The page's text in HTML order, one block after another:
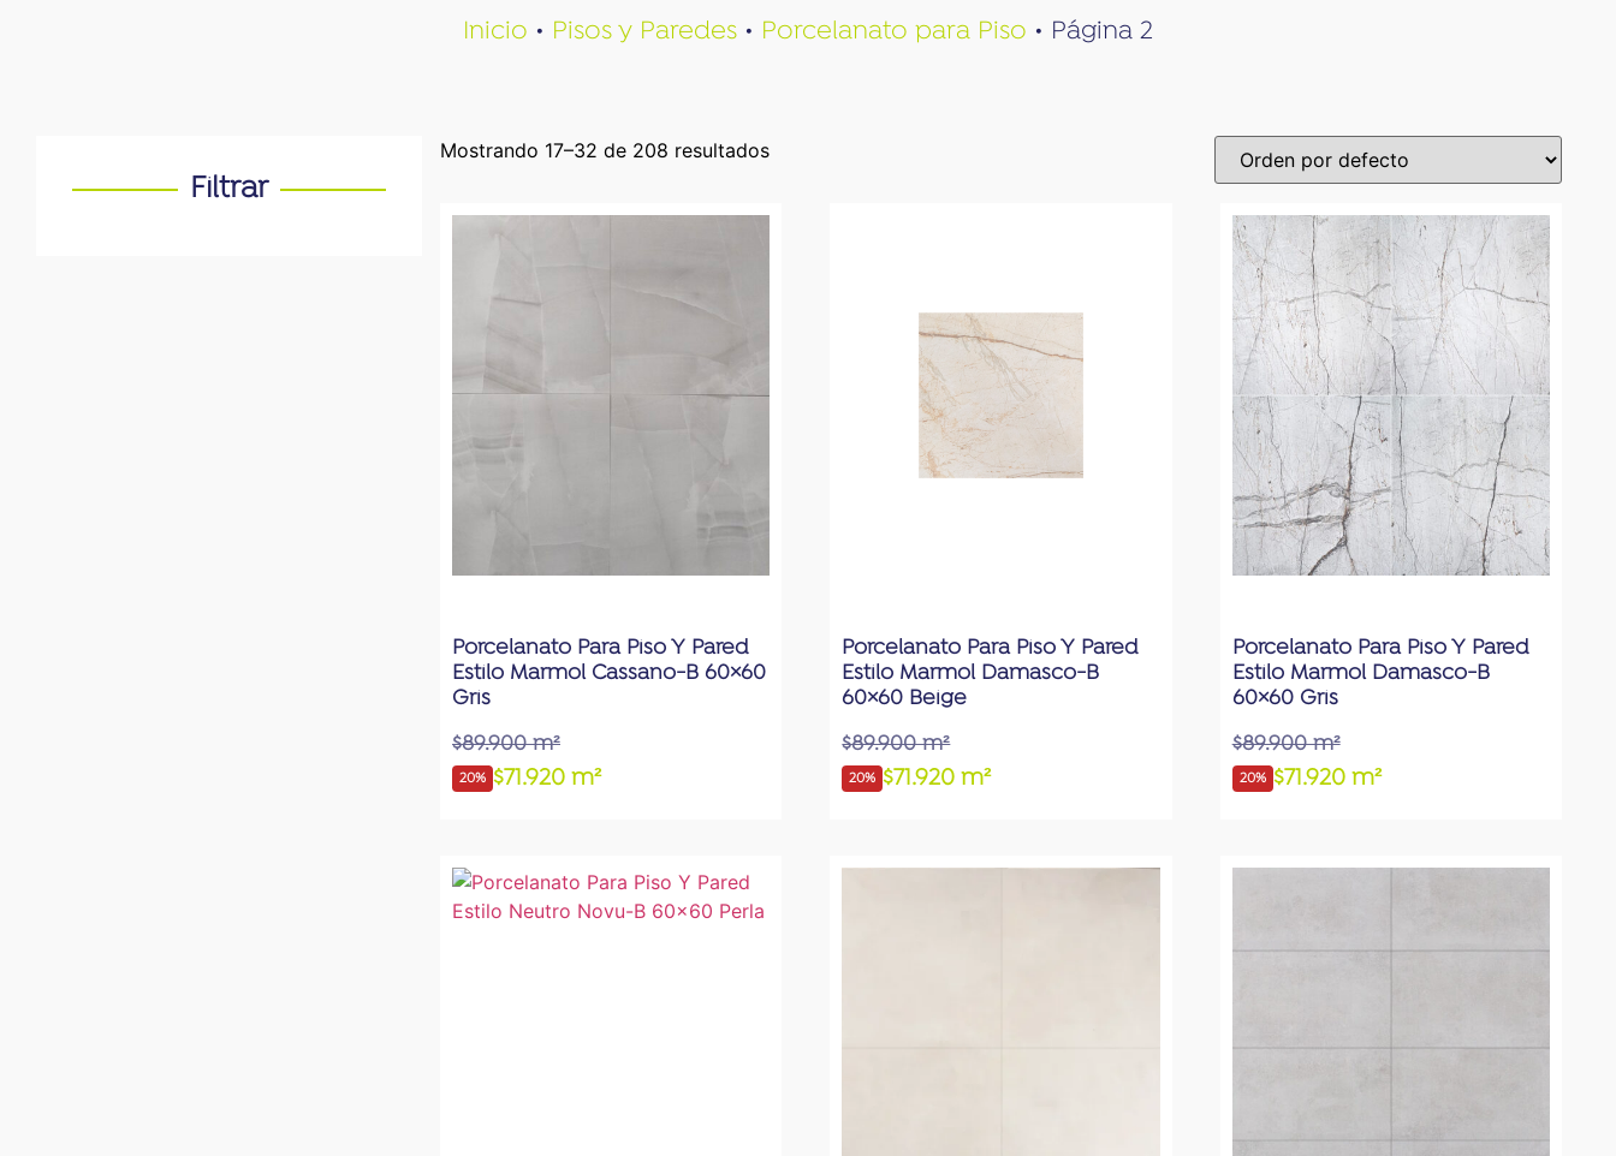
Inicio • Pisos y Paredes • Porcelanato para Piso • Página 2
Filtrar
Mostrando 17–32 de 208 resultados
Porcelanato Para Piso Y Pared
Estilo Marmol Cassano-B 60×60
Gris
$89.900 m²
20% $71.920 m²
Porcelanato Para Piso Y Pared
Estilo Marmol Damasco-B
60×60 Beige
$89.900 m²
20% $71.920 m²
Porcelanato Para Piso Y Pared
Estilo Marmol Damasco-B
60×60 Gris
$89.900 m²
20% $71.920 m²